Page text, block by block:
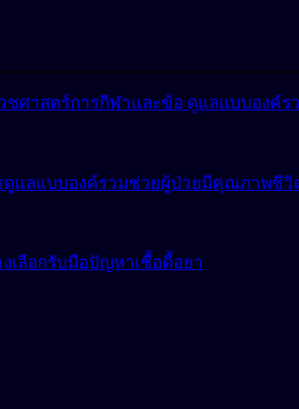
วชศาสตร์การกีฬาและข้อ ดูแลแบบองค์ร
รดูแลแบบองค์รวมช่วยผู้ป่วยมีคุณภาพชี
เลือกรับมือปัญหาเชื้อดื้อยา